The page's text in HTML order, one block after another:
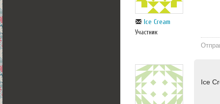
Ice Cream
Участник
Ice